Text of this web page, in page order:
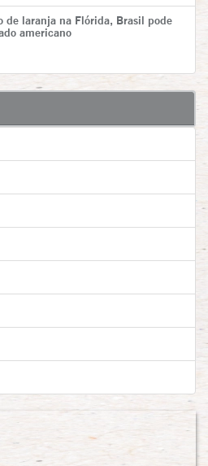
de laranja na Flórida, Brasil pode
americano